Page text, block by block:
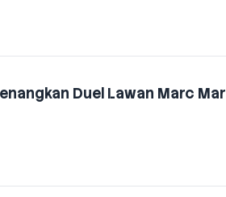
Duel Lawan Marc